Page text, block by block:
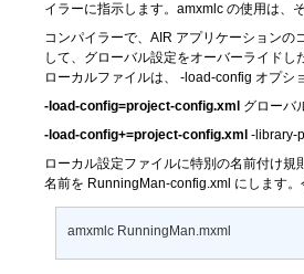
イラーに指示します。amxmlc の使用は、
コンパイラーで、AIR アプリケーション
して、グローバル設定をオーバーライド
ローカルファイルは、 -load-config オプシ
-load-config=project-config.xml グローバ
-load-config+=project-config.xml -library-
ローカル設定ファイルに特別の名前付け
名前を RunningMan-config.xml にします
amxmlc RunningMan.mxml